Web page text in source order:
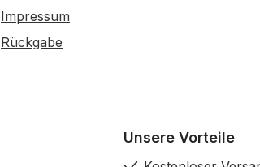
Impressum
Rückgabe
Unsere Vorteile